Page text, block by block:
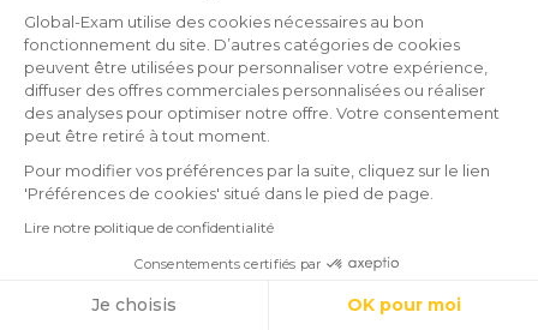
leur niveau respectif. Pour s’assurer que vos
apprenants ont bien assimilé les cours, des
évaluations en fin de parcours sont
organisées.
Un autreavantage desuivre une formation
avec GlobalExam est le fait de
pouvoir suivre individuellement vos étudiants
Global-Exam utilise des cookies nécessaires au bon
fonctionnement du site. D’autres catégories de cookies
peuvent être utilisées pour personnaliser votre expérience,
diffuser des offres commerciales personnalisées ou réaliser
des analyses pour optimiser notre offre. Votre consentement
peut être retiré à tout moment.
Pour modifier vos préférences par la suite, cliquez sur le lien
'Préférences de cookies' situé dans le pied de page.
Lire notre politique de confidentialité
Consentements certifiés par
Je choisis OK pour moi
Cookies